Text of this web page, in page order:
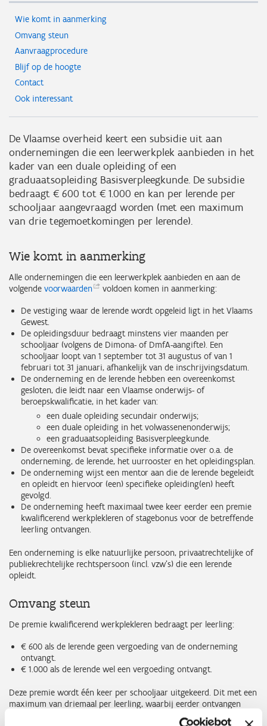
Wie komt in aanmerking
Omvang steun
Aanvraagprocedure
Blijf op de hoogte
Contact
Ook interessant
De Vlaamse overheid keert een subsidie uit aan
ondernemingen die een leerwerkplek aanbieden in het
kader van een duale opleiding of een
graduaatsopleiding Basisverpleegkunde. De subsidie
bedraagt € 600 tot € 1.000 en kan per lerende per
schooljaar aangevraagd worden (met een maximum
van drie tegemoetkomingen per lerende).
Wie komt in aanmerking
Alle ondernemingen die een leerwerkplek aanbieden en aan de
volgende voorwaarden voldoen komen in aanmerking:
De vestiging waar de lerende wordt opgeleid ligt in het Vlaams
Gewest.
De opleidingsduur bedraagt minstens vier maanden per
schooljaar (volgens de Dimona- of DmfA-aangifte). Een
schooljaar loopt van 1 september tot 31 augustus of van 1
februari tot 31 januari, afhankelijk van de inschrijvingsdatum.
De onderneming en de lerende hebben een overeenkomst
gesloten, die leidt naar een Vlaamse onderwijs- of
beroepskwalificatie, in het kader van:
een duale opleiding secundair onderwijs;
een duale opleiding in het volwassenenonderwijs;
een graduaatsopleiding Basisverpleegkunde.
De overeenkomst bevat specifieke informatie over o.a. de
onderneming, de lerende, het uurrooster en het opleidingsplan.
De onderneming wijst een mentor aan die de lerende begeleidt
en opleidt en hiervoor (een) specifieke opleiding(en) heeft
gevolgd.
De onderneming heeft maximaal twee keer eerder een premie
kwalificerend werkplekleren of stagebonus voor de betreffende
leerling ontvangen.
Een onderneming is elke natuurlijke persoon, privaatrechtelijke of
publiekrechtelijke rechtspersoon (incl. vzw's) die een lerende
opleidt.
Omvang steun
De premie kwalificerend werkplekleren bedraagt per leerling:
€ 600 als de lerende geen vergoeding van de onderneming
ontvangt.
€ 1.000 als de lerende wel een vergoeding ontvangt.
Deze premie wordt één keer per schooljaar uitgekeerd. Dit met een
maximum van driemaal per leerling, waarbij eerder ontvangen
stagebonussen voor eenzelfde leerling zijn inbegrepen.